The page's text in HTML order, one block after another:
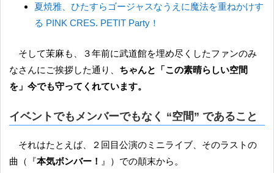
夏焼雅、ひたすらゴージャスなうえに魔法を重ねかけす
る PINK CRES. PETIT Party！
そして茉麻も、３年前に武道館を埋め尽くしたファンのみ
なさんにご挨拶した通り、 ちゃんと「この素晴らしい空間
を」今でも守ってくれています。
イベントでもメンバーでもなく “空間” であること
それはたとえば、２回目公演のミニライブ、そのラストの
曲（『本気ボンバー！ 』）での顛末から。